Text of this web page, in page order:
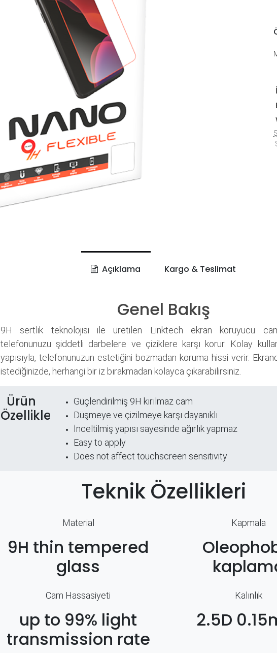
Açıklama Kargo & Teslimat
Genel Bakış
9H sertlik teknolojisi ile üretilen Linktech ekran koruyucu
telefonunuzu şiddetli darbelere ve çiziklere karşı korur. Kolay
yapısıyla, telefonunuzun estetiğini bozmadan koruma hissi verir.
istediğinizde, herhangi bir iz bırakmadan kolayca çıkarabilirsiniz.
Ürün
Özellikleri
Güçlendirilmiş 9H kırılmaz cam
Düşmeye ve çizilmeye karşı dayanıklı
İnceltilmiş yapısı sayesinde ağırlık yapmaz
Easy to apply
Does not affect touchscreen sensitivity
Teknik Özellikleri
Material
9H thin tempered
glass
Kapmala
Cam Hassasiyeti
up to 99% light
transmission rate
Kalınlık
2.5D